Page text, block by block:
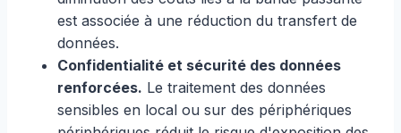
est associée à une réduction du transfert de
données.
Confidentialité et sécurité des données
renforcées. Le traitement des données
sensibles en local ou sur des périphériques